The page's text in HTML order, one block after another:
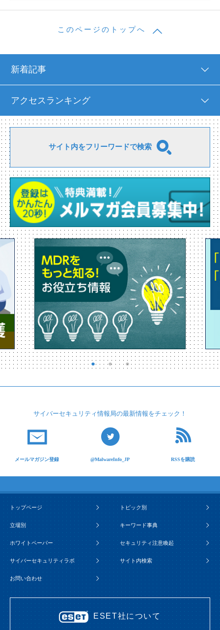
このページのトップへ
新着記事
アクセスランキング
サイト内をフリーワードで検索
サイバーセキュリティ情報局の最新情報をチェック！
メールマガジン登録 @MalwareInfo_JP RSSを購読
トップページ トピック別
立場別 キーワード事典
ホワイトペーパー セキュリティ注意喚起
サイバーセキュリティラボ サイト内検索
お問い合わせ
ESET社について